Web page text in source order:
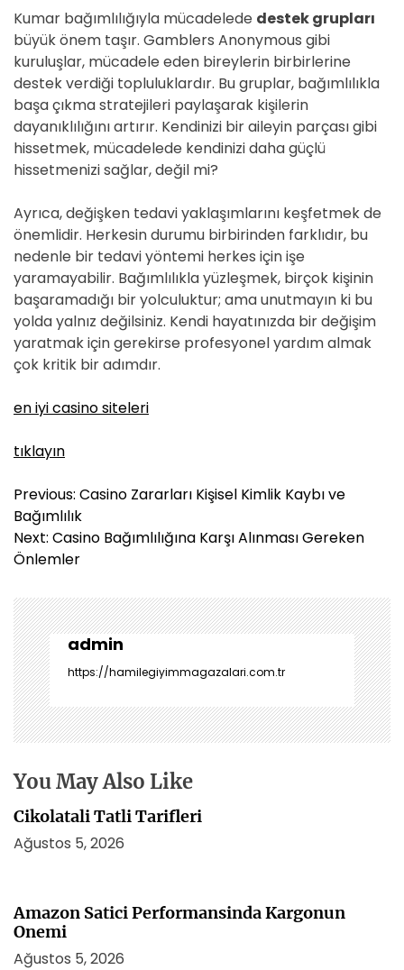
Kumar bağımlılığıyla mücadelede destek grupları
büyük önem taşır. Gamblers Anonymous gibi
kuruluşlar, mücadele eden bireylerin birbirlerine
destek verdiği topluluklardır. Bu gruplar, bağımlılıkla
başa çıkma stratejileri paylaşarak kişilerin
dayanıklılığını artırır. Kendinizi bir aileyin parçası gibi
hissetmek, mücadelede kendinizi daha güçlü
hissetmenizi sağlar, değil mi?
Ayrıca, değişken tedavi yaklaşımlarını keşfetmek de
önemlidir. Herkesin durumu birbirinden farklıdır, bu
nedenle bir tedavi yöntemi herkes için işe
yaramayabilir. Bağımlılıkla yüzleşmek, birçok kişinin
başaramadığı bir yolculuktur; ama unutmayın ki bu
yolda yalnız değilsiniz. Kendi hayatınızda bir değişim
yaratmak için gerekirse profesyonel yardım almak
çok kritik bir adımdır.
en iyi casino siteleri
tıklayın
Y
a
z
ı
e
z
i
n
m
e
s
Previous: Casino Zararları Kişisel Kimlik Kaybı ve
Bağımlılık
Next: Casino Bağımlılığına Karşı Alınması Gereken
Önlemler
admin
https://hamilegiyimmagazalari.com.tr
You May Also Like
Cikolatali Tatli Tarifleri
Ağustos 5, 2026
Amazon Satici Performansinda Kargonun
Onemi
Ağustos 5, 2026